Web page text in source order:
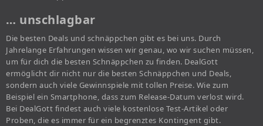
… unschlagbar
Die besten Deals und schnäppchen gibt es bei uns. Durch
Jahrelange Erfahrungen wissen wir genau, wo wir suchen müssen,
um für dich die besten Schnäppchen zu finden. DealGott
ermöglicht dir nicht nur die besten Schnäppchen und Deals,
sondern auch viele Gewinnspiele mit tollen Preise. Wie zum
Beispiel ein Smartphone, dass zum Release-Datum verlost wird.
Bei DealGott findest auch viele kostenlose Test-Artikel oder
Proben, die es immer für ein begrenztes Kontingent gibt.